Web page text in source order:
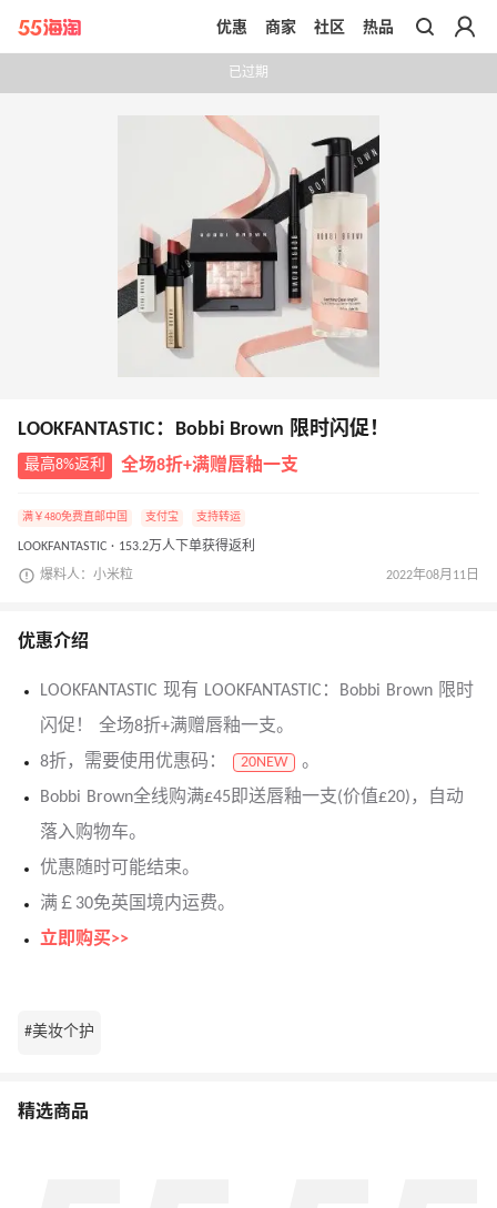
带你去官网买正品
优惠 商家 社区 热品
已过期
LOOKFANTASTIC：Bobbi Brown 限时闪促！
最高8%返利 全场8折+满赠唇釉一支
满￥480免费直邮中国 支付宝 支持转运
LOOKFANTASTIC · 153.2万人下单获得返利
爆料人：小米粒 2022年08月11日
优惠介绍
LOOKFANTASTIC 现有 LOOKFANTASTIC：Bobbi Brown 限时
闪促！ 全场8折+满赠唇釉一支。
8折，需要使用优惠码：
20NEW
。
Bobbi Brown全线购满£45即送唇釉一支(价值£20)，自动
落入购物车。
优惠随时可能结束。
满￡30免英国境内运费。
立即购买>>
#美妆个护
精选商品